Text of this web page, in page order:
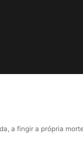
a fingir a própria